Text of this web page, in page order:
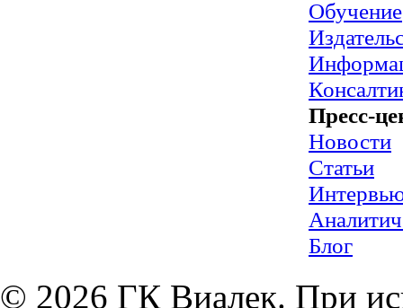
Обучение
Пресс-
Новости
Статьи
Блог
© 2026 ГК Виалек. При